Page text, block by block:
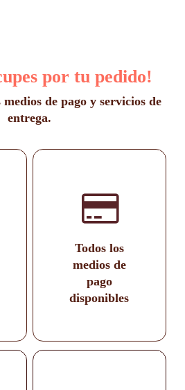
por tu pedido!
de pago y servicios de
entrega.
Todos los
medios de
pago
disponibles